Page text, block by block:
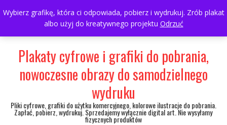
Wybierz grafikę, która ci odpowiada, pobierz i wydrukuj. Zrób plakat
albo użyj do kreatywnego projektu Odrzuć
to
697063361
walulik@gmail.com
My Account
Plakaty cyfrowe i grafiki do pobrania,
nowoczesne obrazy do samodzielnego
wydruku
Pliki cyfrowe, grafiki do użytku komercyjnego, kolorowe ilustracje do pobrania.
Zapłać, pobierz, wydrukuj. Sprzedajemy wyłącznie digital art. Nie wysyłamy
fizycznych produktów